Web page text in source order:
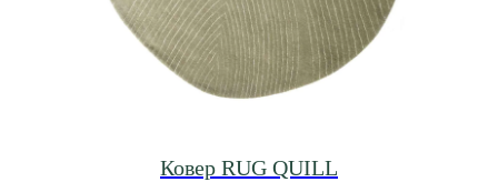
Ковер RUG QUILL